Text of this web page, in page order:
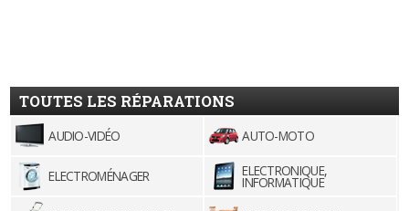
TOUTES LES RÉPARATIONS
AUDIO-VIDÉO AUTO-MOTO
ELECTROMÉNAGER ELECTRONIQUE,
INFORMATIQUE